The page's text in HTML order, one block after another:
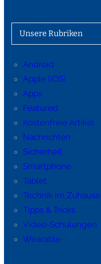
Unsere Rubriken
Android
Apple (iOS)
Apps
Featured
Kostenfreie Artikel
Nachrichten
Sicherheit
Smartphone
Tablet
Technik im Zuhause
Tipps & Tricks
Video-Schulungen
Wearable